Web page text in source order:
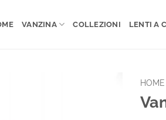
VANZINA COLLEZIONI LENTI A
HOME